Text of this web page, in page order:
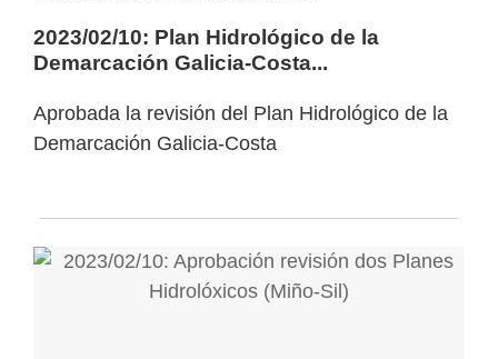
2023/02/10: Plan Hidrológico de la
Demarcación Galicia-Costa...
Aprobada la revisión del Plan Hidrológico de la
Demarcación Galicia-Costa